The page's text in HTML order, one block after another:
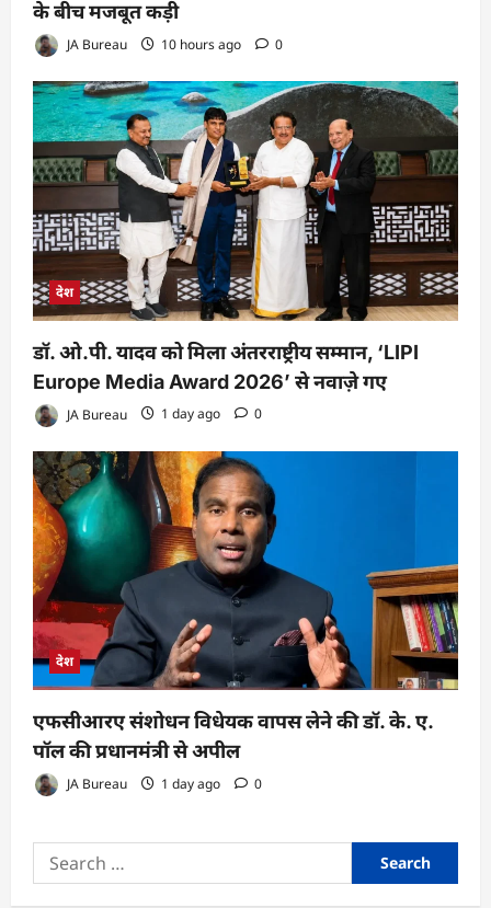
के बीच मजबूत कड़ी
JA Bureau 10 hours ago 0
देश
डॉ. ओ.पी. यादव को मिला अंतरराष्ट्रीय सम्मान, ‘LIPI
Europe Media Award 2026’ से नवाज़े गए
JA Bureau 1 day ago 0
देश
एफसीआरए संशोधन विधेयक वापस लेने की डॉ. के. ए.
पॉल की प्रधानमंत्री से अपील
JA Bureau 1 day ago 0
Search
for: